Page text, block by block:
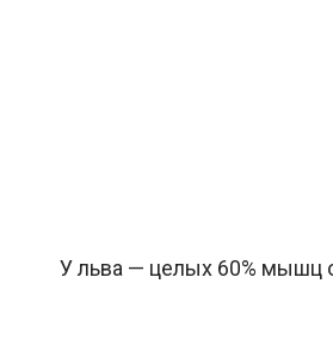
У льва — целых 60% мышц